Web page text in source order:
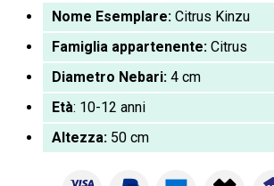
Nome Esemplare: Citrus Kinzu
Famiglia appartenente: Citrus
Diametro Nebari: 4 cm
Età: 10-12 anni
Altezza: 50 cm